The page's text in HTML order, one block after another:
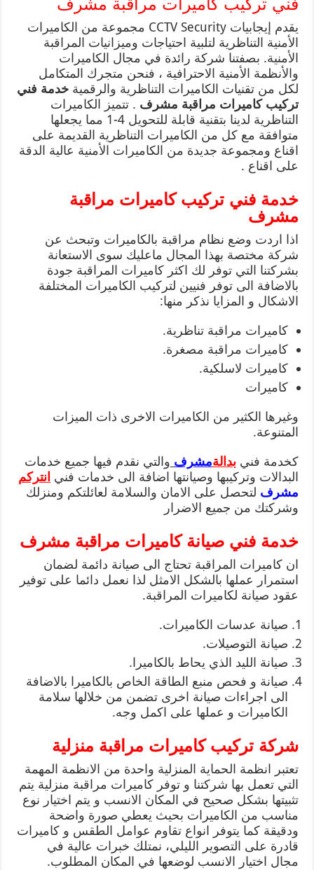
فني تركيب كاميرات مراقبة مشرف
يقدم إيجابيات CCTV Security مجموعة من الكاميرات
الأمنية التناظرية لتلبية احتياجات وميزانيات المراقبة
الأمنية. بصفتنا شركة رائدة في مجال الكاميرات
والأنظمة الأمنية الاحترافية ، فنحن متجرك المتكامل
لكل من تقنيات الكاميرات التناظرية والرقميةخدمة فني
تركيب كاميرات مراقبة مشرف . تتميز الكاميرات
التناظرية لدينا بتقنية قابلة للتحويل 4-1 مما يجعلها
متوافقة مع كل من الكاميرات التناظرية القديمة على
اقناع ومجموعة جديدة من الكاميرات الأمنية عالية الدقة
على اقناع .
خدمة فني تركيب كاميرات مراقبة
مشرف
اذا اردت وضع نظام مراقبة بالكاميرات وتبحث عن
شركة مختصة بهذا المجال ماعليك سوى الاستعانة
بشركتنا التي توفر لك اكثر كاميرات المراقبة جودة
بالاضافة الى توفر فنيين لتركيب الكاميرات المختلفة
الاشكال و المزايا نذكر منها:
كاميرات مراقبة تناظرية.
كاميرات مراقبة مصغرة.
كاميرات لاسلكية.
كاميرات
وغيرها الكثير من الكاميرات الاخرى ذات الميزات
المتنوعة.
كخدمة فنيبدالةمشرف والتي نقدم فيها جميع خدمات
البدالات وتركيبها وصيانتها اضافة الى خدمات فني انتركم
مشرف لتحصل على الامان والسلامة لعائلتكم ومنزلك
وشركتك من جميع الاضرار
خدمة فني صيانة كاميرات مراقبة مشرف
ان كاميرات المراقبة تحتاج الى صيانة دائمة لضمان
استمرار عملها بالشكل الامثل لذا نعمل دائما على توفير
عقود صيانة لكاميرات المراقبة.
صيانة عدسات الكاميرات.
صيانة التوصيلات.
صيانة الليد الذي يحاط بالكاميرا.
صيانة و فحص منبع الطاقة الخاص بالكاميرا بالاضافة
الى اجراءات صيانة اخرى تضمن من خلالها سلامة
الكاميرات و عملها على اكمل وجه.
شركة تركيب كاميرات مراقبة منزلية
تعتبر انظمة الحماية المنزلية واحدة من الانظمة المهمة
التي تعمل بها شركتنا و توفر كاميرات مراقبة منزلية يتم
تثبيتها بشكل صحيح في المكان الانسب و يتم اختيار نوع
مناسب من الكاميرات بحيث يعطي صورة واضحة
ودقيقة كما يتوفر انواع تقاوم عوامل الطقس و كاميرات
قادرة على التصوير الليلي، نمتلك خبرات عالية في
مجال اختيار الانسب لوضعها في المكان المطلوب.